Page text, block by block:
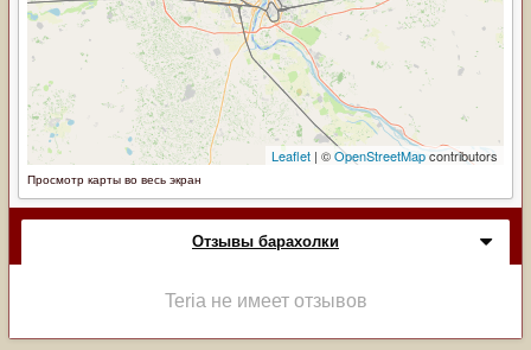
Просмотр карты во весь экран
Отзывы барахолки
Teria не имеет отзывов